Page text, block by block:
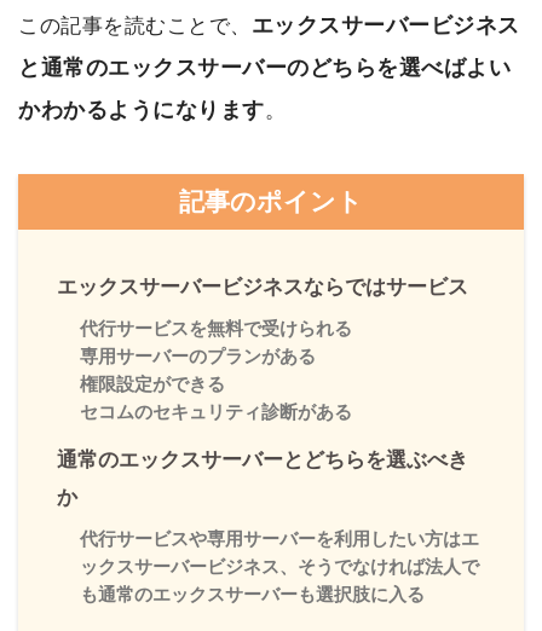
この記事を読むことで、 エックスサーバービジネス
と通常のエックスサーバーのどちらを選べばよい
かわかるようになります。
記事のポイント
エックスサーバービジネスならではサービス
代行サービスを無料で受けられる
専用サーバーのプランがある
権限設定ができる
セコムのセキュリティ診断がある
通常のエックスサーバーとどちらを選ぶべき
か
代行サービスや専用サーバーを利用したい方はエ
ックスサーバービジネス、そうでなければ法人で
も通常のエックスサーバーも選択肢に入る